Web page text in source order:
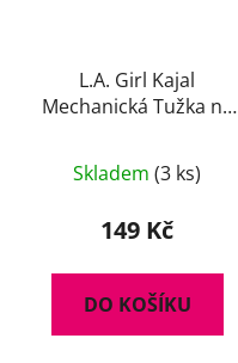
L.A. Girl Kajal
Mechanická Tužka na
hodnocení
produktu
5,0
z
Skladem (3 ks)
149 Kč
DO KOŠÍKU